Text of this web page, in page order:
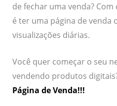
de fechar uma venda?
é ter uma página de venda
visualizações diárias.
Você quer começar o seu
vendendo produtos
Página de Venda!!!